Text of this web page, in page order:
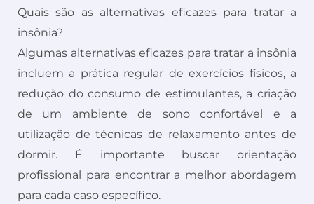
Quais são as alternativas eficazes para tratar a
insônia?
Algumas alternativas eficazes para tratar a insônia
incluem a prática regular de exercícios físicos, a
redução do consumo de estimulantes, a criação
de um ambiente de sono confortável e a
utilização de técnicas de relaxamento antes de
dormir. É importante buscar orientação
profissional para encontrar a melhor abordagem
para cada caso específico.